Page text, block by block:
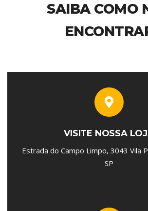
SAIBA COMO
VISITE NOSSA
Estrada do Campo Limpo, 3043 Vila
SP